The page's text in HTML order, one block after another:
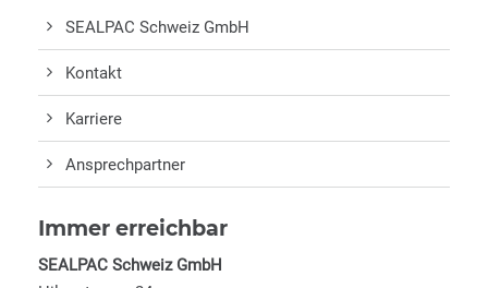
SEALPAC Schweiz GmbH
Kontakt
Karriere
Ansprechpartner
Immer erreichbar
SEALPAC Schweiz GmbH